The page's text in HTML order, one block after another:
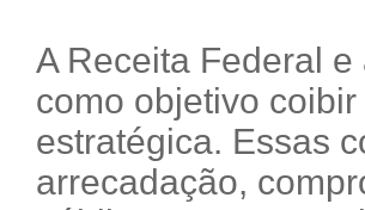
A Receita Federal
como objetivo
estratégica. Essas
arrecadação,